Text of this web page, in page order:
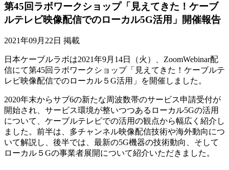
第45回ラボワークショップ「見えてきた！ケーブ
ルテレビ映像配信でのローカル5G活用」開催報告
2021年09月22日 掲載
日本ケーブルラボは2021年9月14日（火）、ZoomWebinar配
信にて第45回ラボワークショップ「見えてきた！ケーブルテ
レビ映像配信でのローカル５G活用」を開催しました。
2020年末からサブ6の新たな周波数帯のサービス申請受付が
開始され、サービス環境が整いつつあるローカル5Gの活用
について、ケーブルテレビでの活用の観点から幅広く紹介し
ました。前半は、多チャンネル映像配信技術や海外動向につ
いて解説し、後半では、最新の5G機器の技術動向、そして
ローカル５Gの事業者展開について紹介いただきました。